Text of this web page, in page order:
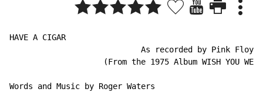
HAVE A CIGAR
                            As recorded by Pink Floyd
(From the 1975 Album WISH YOU
Words and Music by Roger Waters